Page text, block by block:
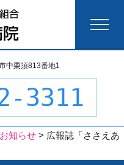
中栗須813番地1
3311
お知らせ > 広報誌「ささえあ